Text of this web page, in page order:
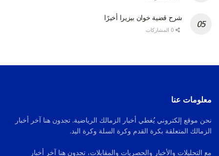
شرح قضية خوان بيزيرا أخيرًا
معلومات عنا
نحن موقع إلكتروني يُغطي أخبار الزمالك الرياضية. تجدون هنا آخر أخبار
الزمالك المتعلقة بكرة القدم وكرة السلة وكرة اليد.
مع التحليلات والأخبار والحصريات والمقابلات، تجدون هنا آخر أخبار